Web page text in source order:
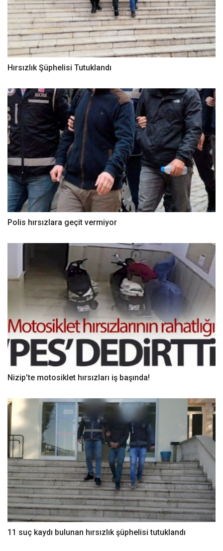
Hırsızlık Şüphelisi Tutuklandı
Polis hırsızlara geçit vermiyor
Nizip’te motosiklet hırsızları iş başında!
11 suç kaydı bulunan hırsızlık şüphelisi tutuklandı